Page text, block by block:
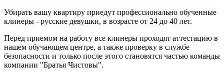
Убирать вашу квартиру приедут профессионально обученные
клинеры - русские девушки, в возрасте от 24 до 40 лет.
Перед приемом на работу все клинеры проходят аттестацию в
нашем обучающем центре, а также проверку в службе
безопасности и только после этого становятся частью команды
компании "Братья Чистовы".